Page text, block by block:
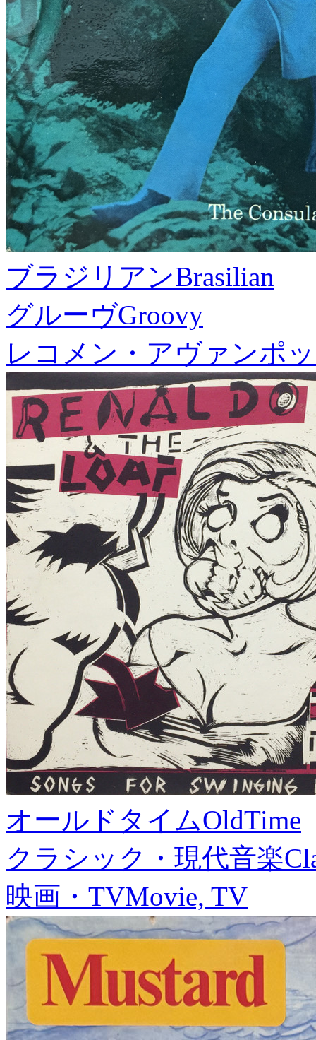
ブラジリアンBrasilian
グルーヴGroovy
レコメン・アヴァンポ
オールドタイムOldTime
クラシック・現代音楽
映画・TVMovie, TV